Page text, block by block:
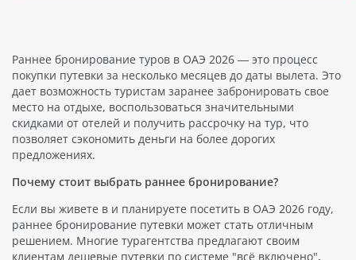
Раннее бронирование туров в ОАЭ 2026 — это процесс
покупки путевки за несколько месяцев до даты вылета. Это
дает возможность туристам заранее забронировать свое
место на отдыхе, воспользоваться значительными
скидками от отелей и получить рассрочку на тур, что
позволяет сэкономить деньги на более дорогих
предложениях.
Почему стоит выбрать раннее бронирование?
Если вы живете в и планируете посетить в ОАЭ 2026 году,
раннее бронирование путевки может стать отличным
решением. Многие турагентства предлагают своим
клиентам дешевые путевки по системе "всё включено",